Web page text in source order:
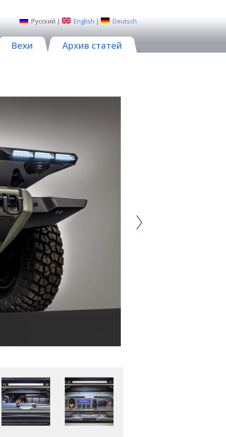
Русский | English | Deutsch
Вехи Архив статей